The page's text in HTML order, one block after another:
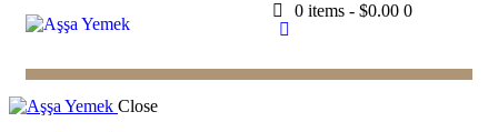
0 items -$0.00 0
Close